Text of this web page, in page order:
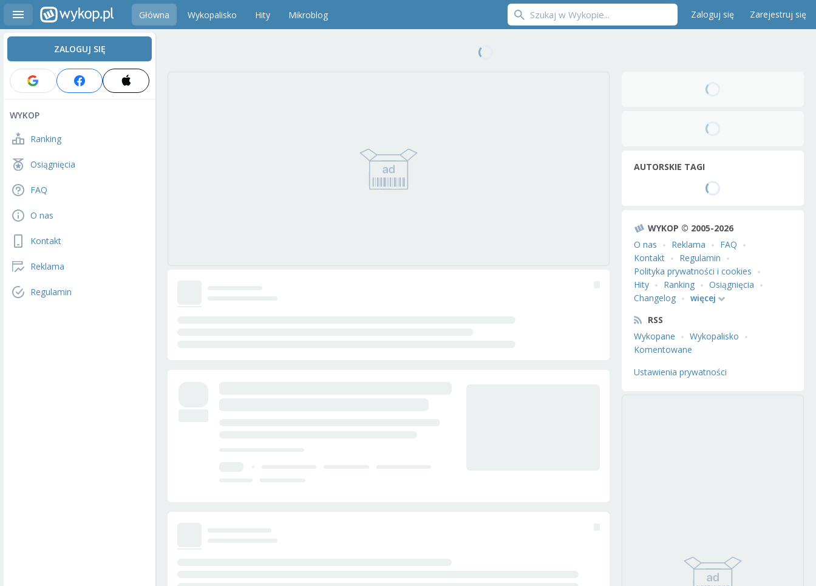
Główna Wykopalisko Hity Mikroblog Zaloguj się Zarejestruj się
ZALOGUJ SIĘ
WYKOP
Ranking
Osiągnięcia
FAQ
O nas
Kontakt
Reklama
Regulamin
AUTORSKIE TAGI
WYKOP © 2005-2026
O nas
Reklama
FAQ
Kontakt
Regulamin
Polityka prywatności i cookies
Hity
Ranking
Osiągnięcia
Changelog
więcej
RSS
Wykopane
Wykopalisko
Komentowane
Ustawienia prywatności